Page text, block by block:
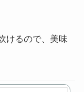
けるので、美味